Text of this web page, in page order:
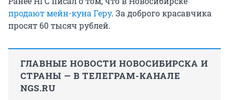
продают мейн-куна Геру. За доброго красавчика
просят 60 тысяч рублей.
ГЛАВНЫЕ НОВОСТИ НОВОСИБИРСКА И
СТРАНЫ — В ТЕЛЕГРАМ-КАНАЛЕ
NGS.RU